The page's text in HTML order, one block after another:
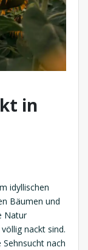
in
idyllischen
Bäumen und
Natur
nackt sind.
nach